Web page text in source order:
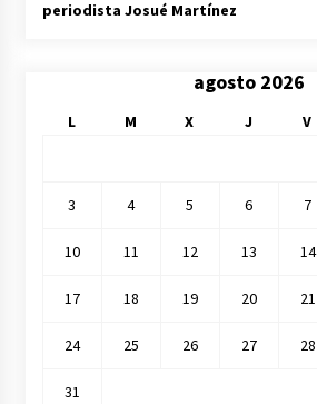
periodista Josué Martínez
agosto 2026
L M X J V
3 4 5 6 7
10 11 12 13 14
17 18 19 20 21
24 25 26 27 28
31